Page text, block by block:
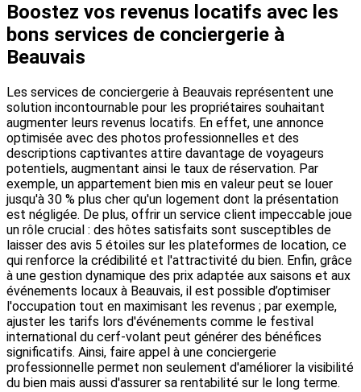
Boostez vos revenus locatifs avec les
bons services de conciergerie à
Beauvais
Les services de conciergerie à Beauvais représentent une
solution incontournable pour les propriétaires souhaitant
augmenter leurs revenus locatifs. En effet, une annonce
optimisée avec des photos professionnelles et des
descriptions captivantes attire davantage de voyageurs
potentiels, augmentant ainsi le taux de réservation. Par
exemple, un appartement bien mis en valeur peut se louer
jusqu'à 30 % plus cher qu'un logement dont la présentation
est négligée. De plus, offrir un service client impeccable joue
un rôle crucial : des hôtes satisfaits sont susceptibles de
laisser des avis 5 étoiles sur les plateformes de location, ce
qui renforce la crédibilité et l'attractivité du bien. Enfin, grâce
à une gestion dynamique des prix adaptée aux saisons et aux
événements locaux à Beauvais, il est possible d’optimiser
l'occupation tout en maximisant les revenus ; par exemple,
ajuster les tarifs lors d'événements comme le festival
international du cerf-volant peut générer des bénéfices
significatifs. Ainsi, faire appel à une conciergerie
professionnelle permet non seulement d'améliorer la visibilité
du bien mais aussi d'assurer sa rentabilité sur le long terme.